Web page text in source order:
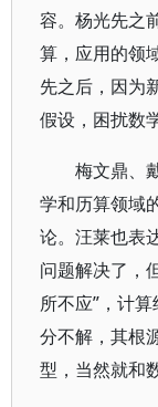
容。杨光先之
算，应用的领
先之后，因为
假设，困扰数
梅文鼎、
学和历算领域
论。汪莱也表
问题解决了，
所不应”，计
分不解，其根
型，当然就和